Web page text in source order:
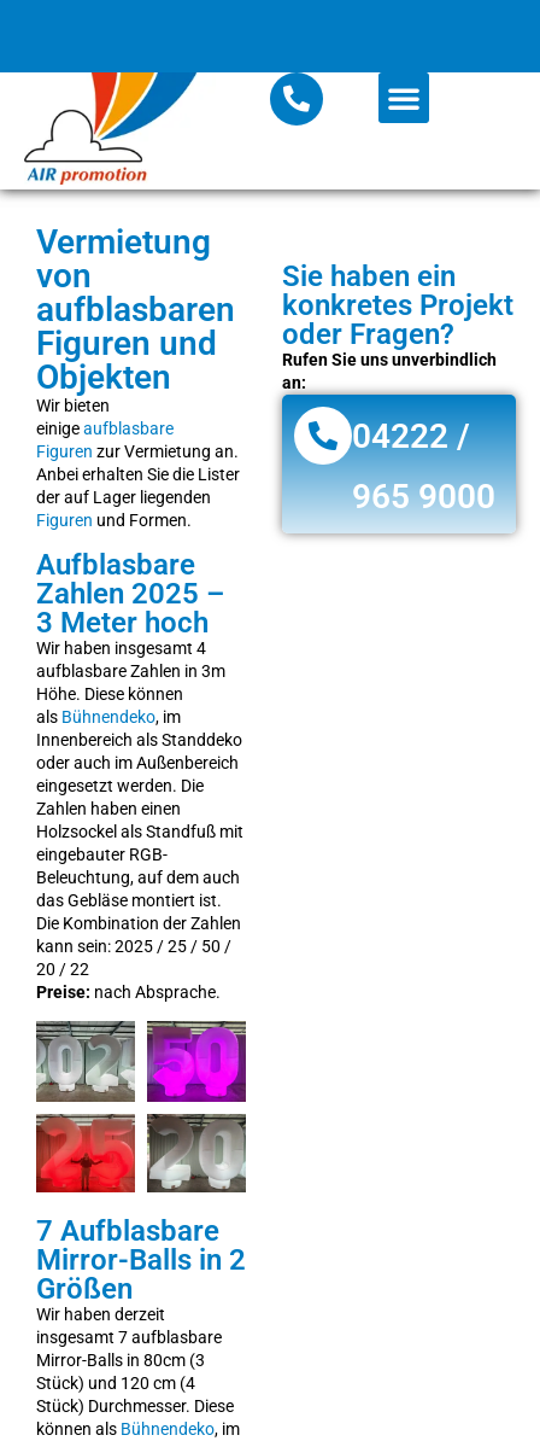
Sie haben ein
konkretes Projekt
oder Fragen?
Rufen Sie uns unverbindlich
an:
04222 /
965 9000
Vermietung
von
aufblasbaren
Figuren und
Objekten
Wir bieten
einigeaufblasbare
Figuren zur Vermietung an.
Anbei erhalten Sie die Lister
der auf Lager liegenden
Figuren und Formen.
Aufblasbare
Zahlen 2025 –
3 Meter hoch
Wir haben insgesamt 4
aufblasbare Zahlen in 3m
Höhe. Diese können
als Bühnendeko, im
Innenbereich als Standdeko
oder auch im Außenbereich
eingesetzt werden. Die
Zahlen haben einen
Holzsockel als Standfuß mit
eingebauter RGB-
Beleuchtung, auf dem auch
das Gebläse montiert ist.
Die Kombination der Zahlen
kann sein: 2025 / 25 / 50 /
20 / 22
Preise: nach Absprache.
7 Aufblasbare
Mirror-Balls in 2
Größen
Wir haben derzeit
insgesamt 7 aufblasbare
Mirror-Balls in 80cm (3
Stück) und 120 cm (4
Stück) Durchmesser. Diese
können als Bühnendeko, im